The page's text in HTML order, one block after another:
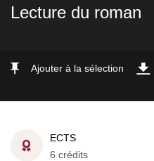
Lecture du roman
Ajouter à la sélection
ECTS
6 crédits